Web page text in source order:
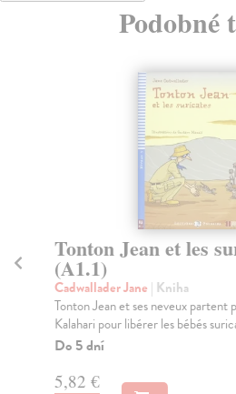
Podobné
Tonton Jean et les
(A1.1)
Cadwallader Jane | Kniha
Tonton Jean et ses neveux partent
Kalahari pour libérer les bébés
Do 5 dní
5,82 €